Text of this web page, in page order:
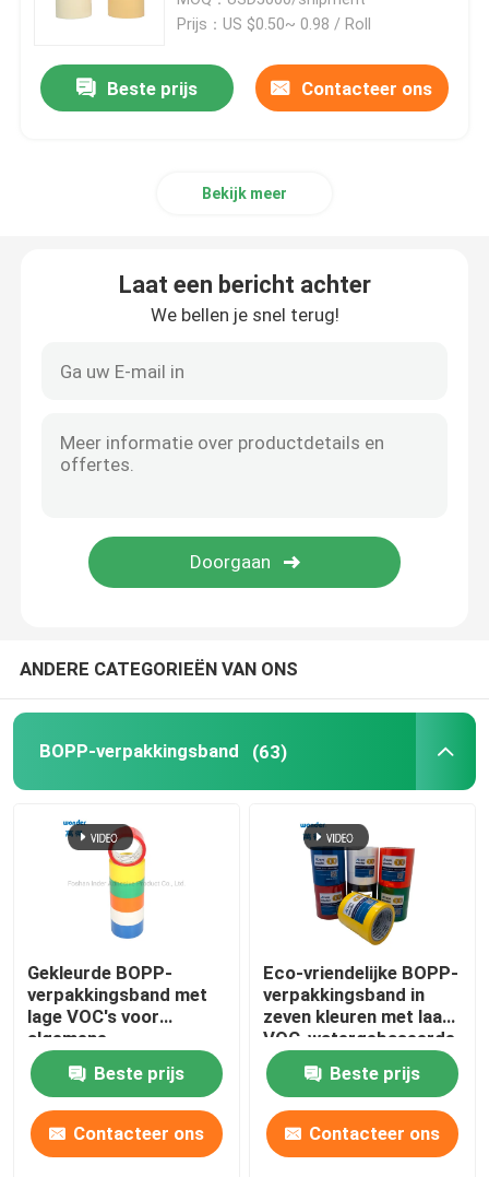
Bopp Tape Jumbo Roll
Zelfklevend schuimband
Nano-bandrol
De Band van de doekbuis
PVC-banden
De Ponsband van kraftpapier
Tape Cutter Dispenser
Prijs：US $0.50~ 0.98 / Roll
Beste prijs Contacteer ons
Bekijk meer
Laat een bericht achter
We bellen je snel terug!
ANDERE CATEGORIEËN VAN ONS
BOPP-verpakkingsband (63)
Gekleurde BOPP-
verpakkingsband met
lage VOC's voor
algemene
productverpakkingen
Beste prijs
Contacteer ons
Eco-vriendelijke BOPP-
verpakkingsband in
zeven kleuren met laag
VOC-watergebaseerde
lijm
Beste prijs
Contacteer ons